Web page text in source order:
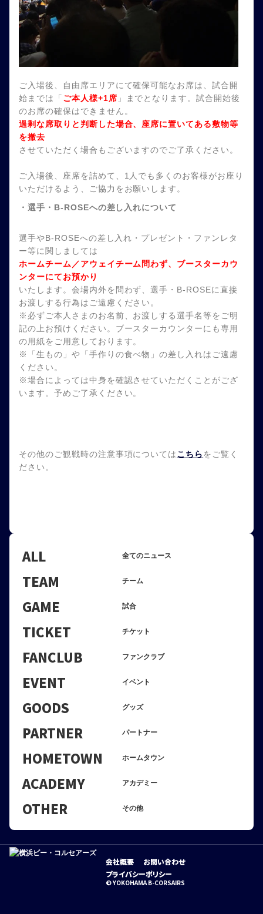
ご入場後、自由席エリアにて確保可能なお席は、試合開
始までは「 ご本人様+1席 」までとなります。試合開始後
のお席の確保はできません。
過剰な席取りと判断した場合、座席に置いてある敷物等
を撤去
させていただく場合もございますのでご了承ください。
ご入場後、座席を詰めて、1人でも多くのお客様がお座り
いただけるよう、ご協力をお願いします。
・選手・B-ROSEへの差し入れについて
選手やB-ROSEへの差し入れ・プレゼント・ファンレタ
ー等に関しましては
ホームチーム／アウェイチーム問わず、ブースターカウ
ンターにてお預かり
いたします。会場内外を問わず、選手・B-ROSEに直接
お渡しする行為はご遠慮ください。
※必ずご本人さまのお名前、お渡しする選手名等をご明
記の上お預けください。ブースターカウンターにも専用
の用紙をご用意しております。
※「生もの」や「手作りの食べ物」の差し入れはご遠慮
ください。
※場合によっては中身を確認させていただくことがござ
います。予めご了承ください。
その他のご観戦時の注意事項についてはこちら をご覧く
ださい。
ALL 全てのニュース
TEAM チーム
GAME 試合
TICKET チケット
FANCLUB ファンクラブ
EVENT イベント
GOODS グッズ
PARTNER パートナー
HOMETOWN ホームタウン
ACADEMY アカデミー
OTHER その他
会社概要
お問い合わせ
プライバシーポリシー
© YOKOHAMA B-CORSAIRS